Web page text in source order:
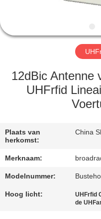
VR-
SHOW
ONGEVEER
ONS
CONTACTEER
ONS
12dBic Antenne
UHFrfid
Plaats van
herkomst:
China
Merknaam:
Modelnummer:
Hoog licht: UHFrfid
de